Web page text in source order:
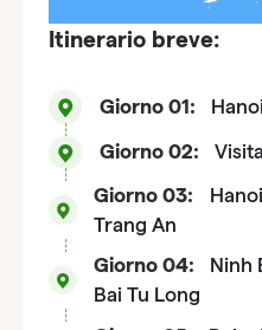
Itinerario breve:
Giorno 01:
Giorno 02:
Giorno 03:
Trang An
Giorno 04:
Ninh
Bai Tu Long